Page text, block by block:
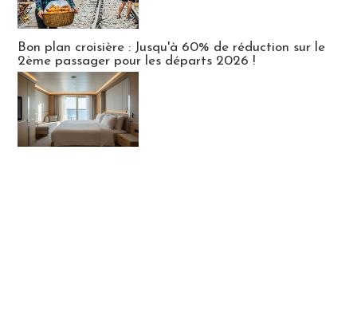
Bon plan croisière : Jusqu'à 60% de réduction sur le
2ème passager pour les départs 2026 !